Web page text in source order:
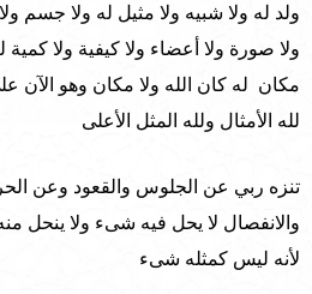
ولد له ولا شبيه ولا مثيل له ولا جسم
ولا صورة ولا أعضاء ولا كيفية ولا كمية
مكان له كان الله ولا مكان وهو الآن
لله الأمثال ولله المثل الأعلى
تنزه ربي عن الجلوس والقعود وعن
والانفصال لا يحل فيه شىء ولا
لأنه ليس كمثله شىء